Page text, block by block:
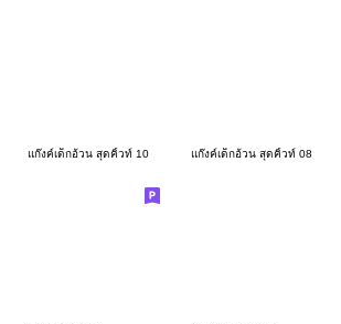
แก๊งค์เด็กอ้วน สุดคิ้วท์ 10 แก๊งค์เด็กอ้วน สุดคิ้วท์ 08